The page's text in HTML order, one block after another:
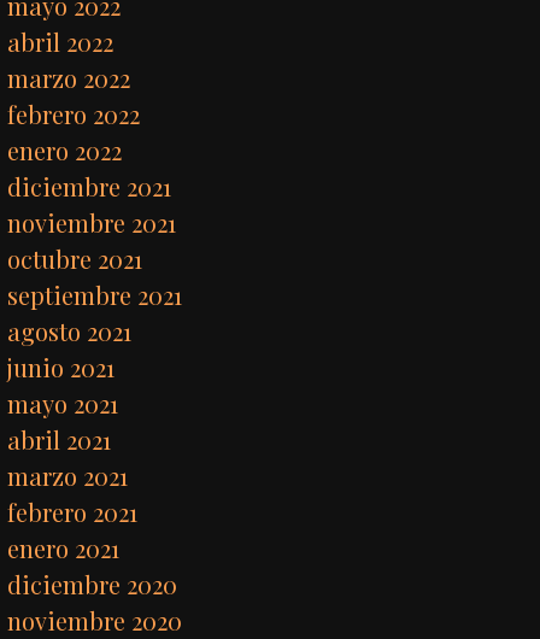
abril 2022
marzo 2022
febrero 2022
enero 2022
diciembre 2021
noviembre 2021
octubre 2021
septiembre 2021
agosto 2021
junio 2021
mayo 2021
abril 2021
marzo 2021
febrero 2021
enero 2021
diciembre 2020
noviembre 2020